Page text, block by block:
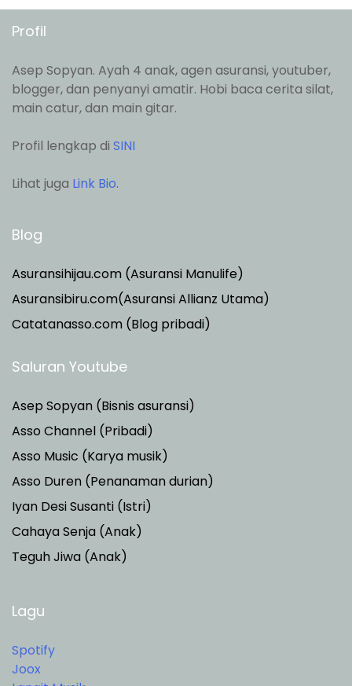
Profil
Asep Sopyan. Ayah 4 anak, agen asuransi, youtuber,
blogger, dan penyanyi amatir. Hobi baca cerita silat,
main catur, dan main gitar.
Profil lengkap di SINI
Lihat juga Link Bio.
Blog
Asuransihijau.com (Asuransi Manulife)
Asuransibiru.com(Asuransi Allianz Utama)
Catatanasso.com (Blog pribadi)
Saluran Youtube
Asep Sopyan (Bisnis asuransi)
Asso Channel (Pribadi)
Asso Music (Karya musik)
Asso Duren (Penanaman durian)
Iyan Desi Susanti (Istri)
Cahaya Senja (Anak)
Teguh Jiwa (Anak)
Lagu
Spotify
Joox